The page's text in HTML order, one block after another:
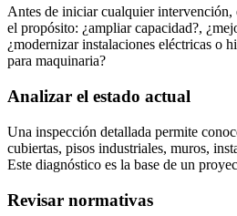
Antes de iniciar cualquier intervención,
el propósito: ¿ampliar capacidad?,
¿modernizar instalaciones eléctricas o
para maquinaria?
Analizar el estado actual
Una inspección detallada permite
cubiertas, pisos industriales, muros,
Este diagnóstico es la base de un
Revisar normativas